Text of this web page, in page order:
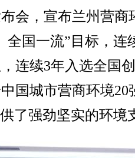
会，宣布兰州营商
全国一流”目标，连
连续3年入选全国
国城市营商环境20
了强劲坚实的环境